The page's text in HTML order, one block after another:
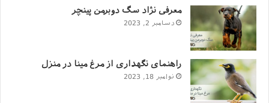
وزن
نژاد
سطح میزان فعالیت
شرایط زندگی گربه
معرفی نژاد سگ دوبرمن پینچر
دسامبر 2, 2023
راهنمای نگهداری از مرغ مینا در منزل
نوامبر 18, 2023